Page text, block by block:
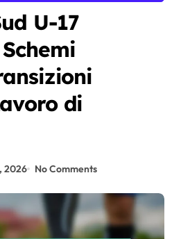
U-17
di
2026 No Comments